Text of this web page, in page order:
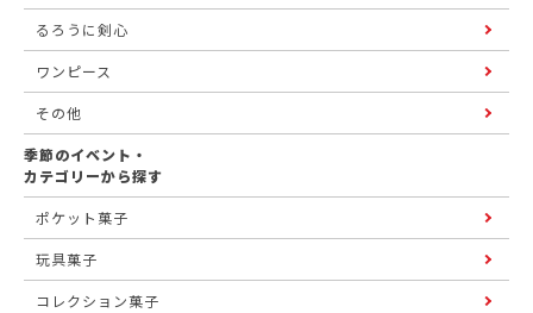
るろうに剣心
ワンピース
その他
季節のイベント・
カテゴリーから探す
ポケット菓子
玩具菓子
コレクション菓子